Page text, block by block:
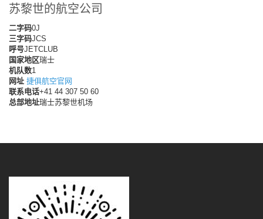
苏黎世的航空公司
二字码0J
三字码JCS
呼号JETCLUB
国家地区瑞士
机队数1
网址 捷俱航空官网
联系电话+41 44 307 50 60
总部地址瑞士苏黎世机场